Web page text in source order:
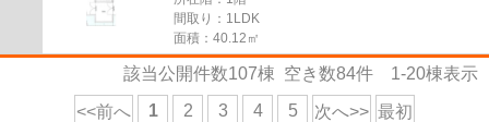
間取り：1LDK
面積：40.12㎡
該当公開件数107棟 空き数84件 1-20棟表示
<<前へ 1 2 3 4 5 次へ>> 最初